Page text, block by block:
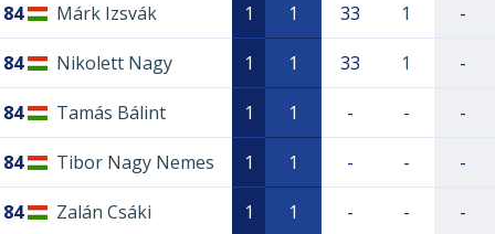
84 Márk Izsvák 1 1 33 1 -
84 Nikolett Nagy 1 1 33 1 -
84 Tamás Bálint 1 1 - - -
84 Tibor Nagy Nemes 1 1 - - -
84 Zalán Csáki 1 1 - - -